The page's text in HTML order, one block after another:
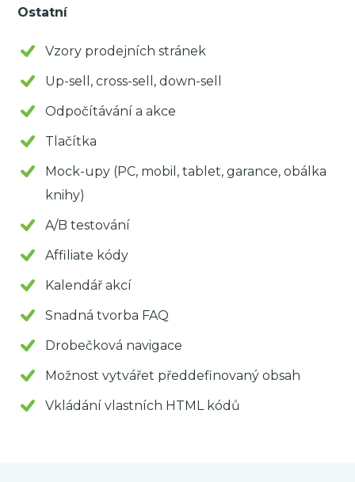
Ostatní
Vzory prodejních stránek
Up-sell, cross-sell, down-sell
Odpočítávání a akce
Tlačítka
Mock-upy (PC, mobil, tablet, garance, obálka
knihy)
A/B testování
Affiliate kódy
Kalendář akcí
Snadná tvorba FAQ
Drobečková navigace
Možnost vytvářet předdefinovaný obsah
Vkládání vlastních HTML kódů